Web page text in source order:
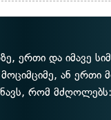
ერთი და იმავე
ან ერთი
რომ მძღოლებს: